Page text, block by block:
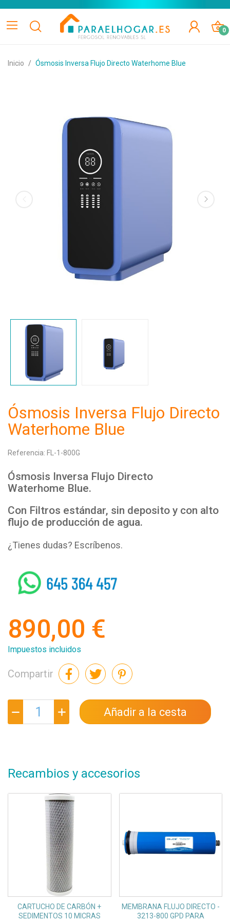
0
Inicio Ósmosis Inversa Flujo Directo Waterhome Blue
Ósmosis Inversa Flujo Directo
Waterhome Blue
Referencia: FL-1-800G
Ósmosis Inversa Flujo Directo
Waterhome Blue.
Con Filtros estándar, sin deposito y con alto
flujo de producción de agua.
¿Tienes dudas? Escríbenos.
whatsapp
890,00 €
Impuestos incluidos
Compartir
Añadir a la cesta
Recambios y accesorios
CARTUCHO DE CARBÓN +
SEDIMENTOS 10 MICRAS
MEMBRANA FLUJO DIRECTO -
3213-800 GPD PARA